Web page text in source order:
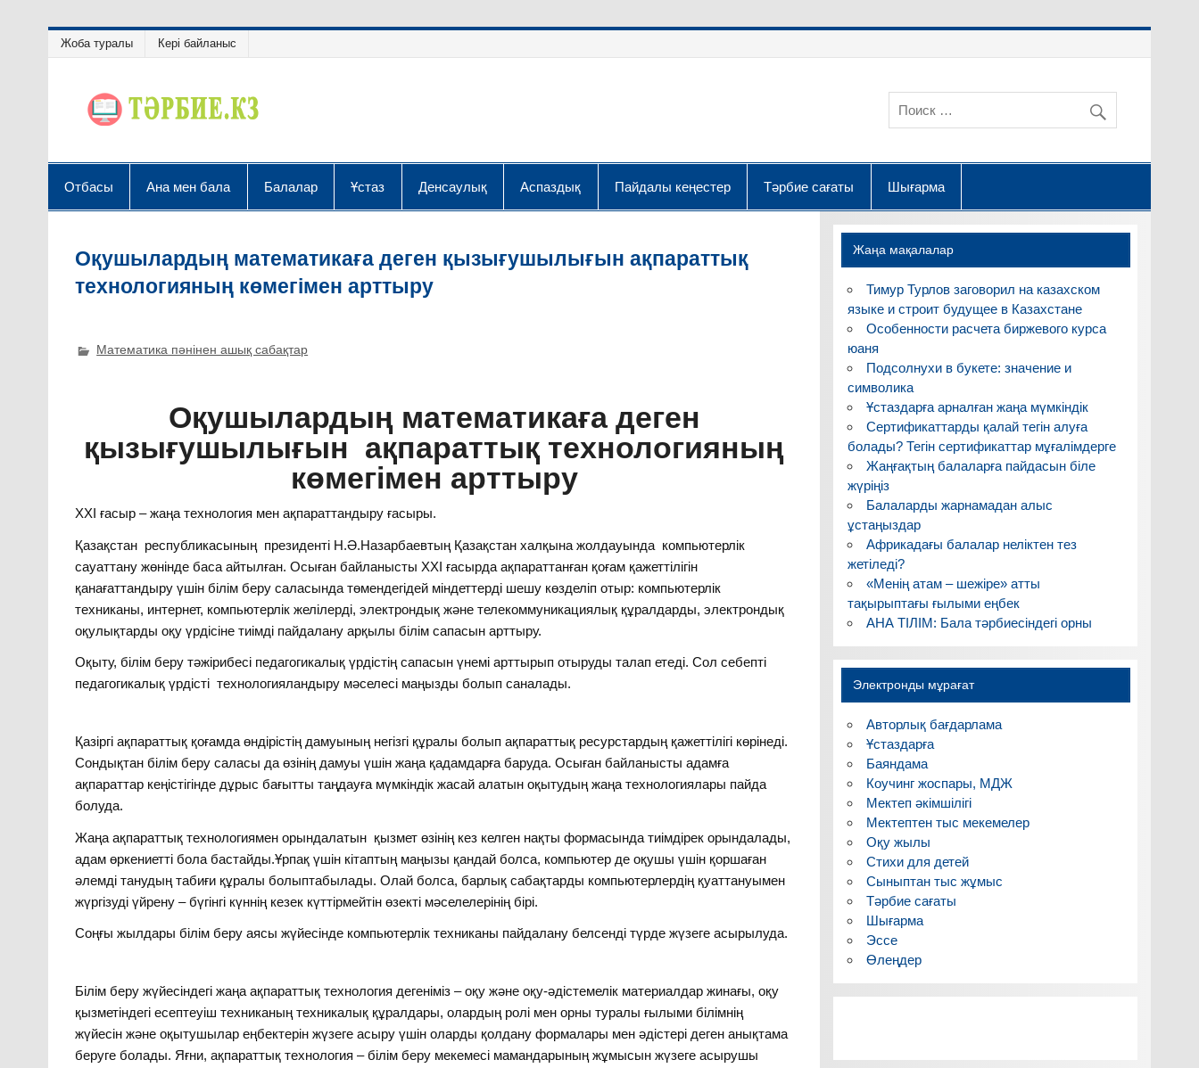
Жоба туралы Кері байланыс
Отбасы Ана мен бала Балалар Ұстаз Денсаулық Аспаздық Пайдалы кеңестер Тәрбие сағаты Шығарма
Оқушылардың математикаға деген қызығушылығын ақпараттық
технологияның көмегімен арттыру
Математика пәнінен ашық сабақтар
Оқушылардың математикаға деген
қызығушылығын ақпараттық технологияның
көмегімен арттыру
XXI ғасыр – жаңа технология мен ақпараттандыру ғасыры.
Қазақстан республикасының президенті Н.Ә.Назарбаевтың Қазақстан халқына жолдауында компьютерлік
сауаттану жөнінде баса айтылған. Осыған байланысты XXI ғасырда ақпараттанған қоғам қажеттілігін
қанағаттандыру үшін білім беру саласында төмендегідей міндеттерді шешу көзделіп отыр: компьютерлік
техниканы, интернет, компьютерлік желілерді, электрондық және телекоммуникациялық құралдарды, электрондық
оқулықтарды оқу үрдісіне тиімді пайдалану арқылы білім сапасын арттыру.
Оқыту, білім беру тәжірибесі педагогикалық үрдістің сапасын үнемі арттырып отыруды талап етеді. Сол себепті
педагогикалық үрдісті технологияландыру мәселесі маңызды болып саналады.
Қазіргі ақпараттық қоғамда өндірістің дамуының негізгі құралы болып ақпараттық ресурстардың қажеттілігі көрінеді.
Сондықтан білім беру саласы да өзінің дамуы үшін жаңа қадамдарға баруда. Осыған байланысты адамға
ақпараттар кеңістігінде дұрыс бағытты таңдауға мүмкіндік жасай алатын оқытудың жаңа технологиялары пайда
болуда.
Жаңа ақпараттық технологиямен орындалатын қызмет өзінің кез келген нақты формасында тиімдірек орындалады,
адам өркениетті бола бастайды.Ұрпақ үшін кітаптың маңызы қандай болса, компьютер де оқушы үшін қоршаған
әлемді танудың табиғи құралы болыптабылады. Олай болса, барлық сабақтарды компьютерлердің қуаттануымен
жүргізуді үйрену – бүгінгі күннің кезек күттірмейтін өзекті мәселелерінің бірі.
Соңғы жылдары білім беру аясы жүйесінде компьютерлік техниканы пайдалану белсенді түрде жүзеге асырылуда.
Білім беру жүйесіндегі жаңа ақпараттық технология дегеніміз – оқу және оқу-әдістемелік материалдар жинағы, оқу
қызметіндегі есептеуіш техниканың техникалық құралдары, олардың ролі мен орны туралы ғылыми білімнің
жүйесін және оқытушылар еңбектерін жүзеге асыру үшін оларды қолдану формалары мен әдістері деген анықтама
беруге болады. Яғни, ақпараттық технология – білім беру мекемесі мамандарының жұмысын жүзеге асырушы
Жаңа мақалалар
Тимур Турлов заговорил на казахском
языке и строит будущее в Казахстане
Особенности расчета биржевого курса
юаня
Подсолнухи в букете: значение и
символика
Ұстаздарға арналған жаңа мүмкіндік
Сертификаттарды қалай тегін алуға
болады? Тегін сертификаттар мұғалімдерге
Жаңғақтың балаларға пайдасын біле
жүріңіз
Балаларды жарнамадан алыс
ұстаңыздар
Африкадағы балалар неліктен тез
жетіледі?
«Менің атам – шежіре» атты
тақырыптағы ғылыми еңбек
АНА ТІЛІМ: Бала тәрбиесіндегі орны
Электронды мұрағат
Авторлық бағдарлама
Ұстаздарға
Баяндама
Коучинг жоспары, МДЖ
Мектеп әкімшілігі
Мектептен тыс мекемелер
Оқу жылы
Стихи для детей
Сыныптан тыс жұмыс
Тәрбие сағаты
Шығарма
Эссе
Өлеңдер